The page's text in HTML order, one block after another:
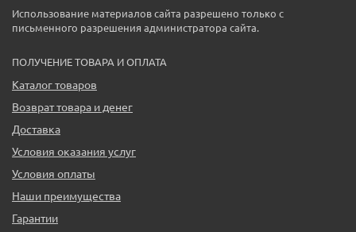
Использование материалов сайта разрешено только с
письменного разрешения администратора сайта.
ПОЛУЧЕНИЕ ТОВАРА И ОПЛАТА
Каталог товаров
Возврат товара и денег
Доставка
Условия оказания услуг
Условия оплаты
Наши преимущества
Гарантии